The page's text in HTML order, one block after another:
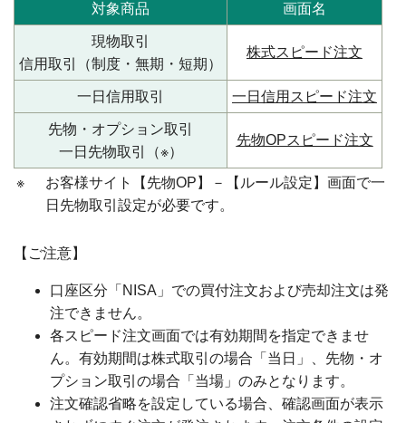
対象商品 画面名
現物取引
信用取引（制度・無期・短期）
株式スピード注文
一日信用取引 一日信用スピード注文
先物・オプション取引
一日先物取引（※）
先物OPスピード注文
※
お客様サイト【先物OP】－【ルール設定】画面で一
日先物取引設定が必要です。
【ご注意】
口座区分「NISA」での買付注文および売却注文は発
注できません。
各スピード注文画面では有効期間を指定できませ
ん。有効期間は株式取引の場合「当日」、先物・オ
プション取引の場合「当場」のみとなります。
注文確認省略を設定している場合、確認画面が表示